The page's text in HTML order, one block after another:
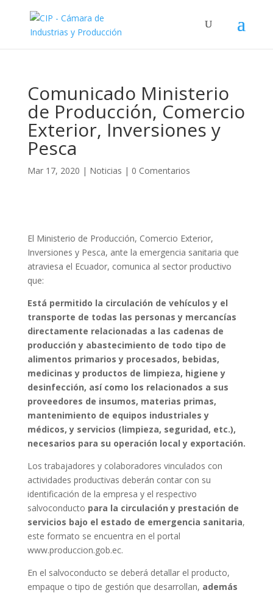
Comunicado Ministerio
de Producción, Comercio
Exterior, Inversiones y
Pesca
Mar 17, 2020 | Noticias | 0 Comentarios
El Ministerio de Producción, Comercio Exterior,
Inversiones y Pesca, ante la emergencia sanitaria que
atraviesa el Ecuador, comunica al sector productivo
que:
Está permitido la circulación de vehículos y el
transporte de todas las personas y mercancías
directamente relacionadas a las cadenas de
producción y abastecimiento de todo tipo de
alimentos primarios y procesados, bebidas,
medicinas y productos de limpieza, higiene y
desinfección, así como los relacionados a sus
proveedores de insumos, materias primas,
mantenimiento de equipos industriales y
médicos, y servicios (limpieza, seguridad, etc.),
necesarios para su operación local y exportación.
Los trabajadores y colaboradores vinculados con
actividades productivas deberán contar con su
identificación de la empresa y el respectivo
salvoconducto para la circulación y prestación de
servicios bajo el estado de emergencia sanitaria,
este formato se encuentra en el portal
www.produccion.gob.ec.
En el salvoconducto se deberá detallar el producto,
empaque o tipo de gestión que desarrollan, además